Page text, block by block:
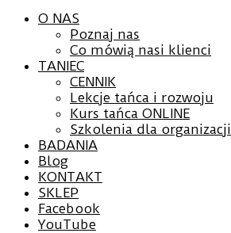
O NAS
Poznaj nas
Co mówią nasi klienci
TANIEC
CENNIK
Lekcje tańca i rozwoju
Kurs tańca ONLINE
Szkolenia dla organizacji
BADANIA
Blog
KONTAKT
SKLEP
Facebook
YouTube